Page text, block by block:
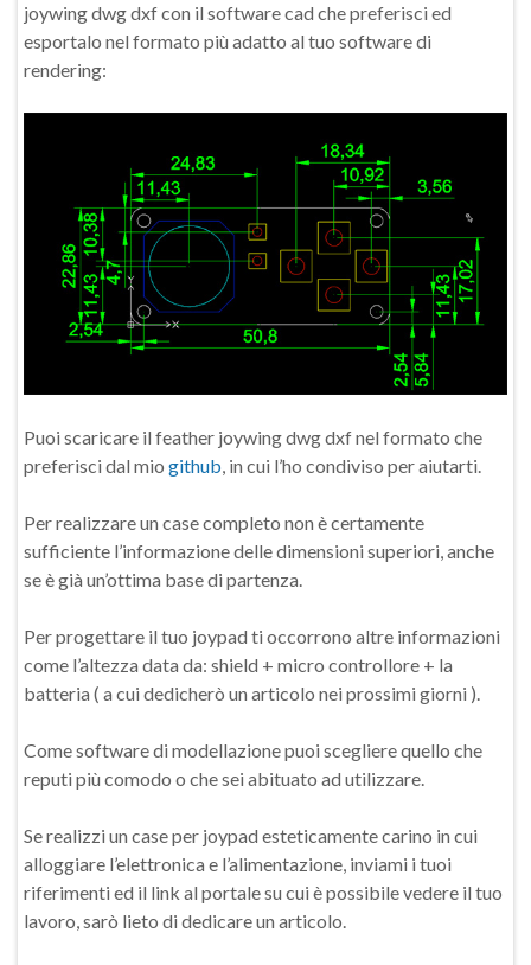
joywing dwg dxf con il software cad che preferisci ed
esportalo nel formato più adatto al tuo software di
rendering:
Puoi scaricare il feather joywing dwg dxf nel formato che
preferisci dal mio github , in cui l’ho condiviso per aiutarti.
Per realizzare un case completo non è certamente
sufficiente l’informazione delle dimensioni superiori, anche
se è già un’ottima base di partenza.
Per progettare il tuo joypad ti occorrono altre informazioni
come l’altezza data da: shield + micro controllore + la
batteria ( a cui dedicherò un articolo nei prossimi giorni ).
Come software di modellazione puoi scegliere quello che
reputi più comodo o che sei abituato ad utilizzare.
Se realizzi un case per joypad esteticamente carino in cui
alloggiare l’elettronica e l’alimentazione, inviami i tuoi
riferimenti ed il link al portale su cui è possibile vedere il tuo
lavoro, sarò lieto di dedicare un articolo.